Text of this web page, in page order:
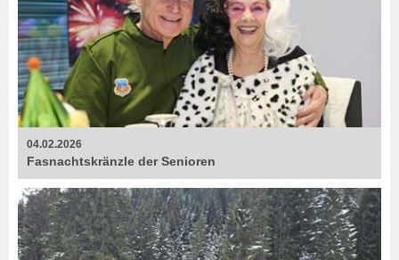
04.02.2026
Fasnachtskränzle der Senioren